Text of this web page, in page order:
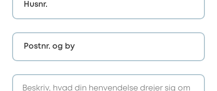
Husnr.
Postnr. og by